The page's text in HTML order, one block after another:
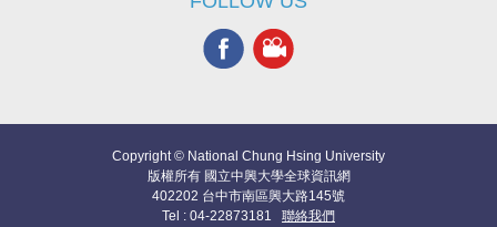
Copyright © National Chung Hsing University
版權所有 國立中興大學全球資訊網
402202 台中市南區興大路145號
Tel : 04-22873181 聯絡我們